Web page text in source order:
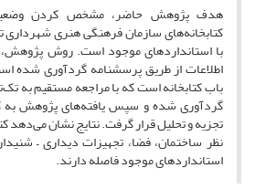
هدف پژوهش حاضر، مشخص کردن
کتابخانه‌های سازمان فرهنگی هنری شهرداری
با استانداردهای موجود است. روش پژوهش،
باب کتابخانه است که با مراجعه مستقیم به
گردآوری شده و سپس یافته‌های پژوهش به
تجزیه و تحلیل قرار گرفت. نتایج نشان می‌دهد
نظر ساختمان، فضا، تجهیزات دیداری –
استانداردهای موجود فاصله دارند.